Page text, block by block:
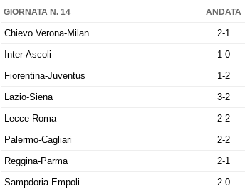
GIORNATA N. 14 ANDATA
Chievo Verona-Milan 2-1
Inter-Ascoli
1-0
Fiorentina-Juventus
1-2
Lazio-Siena
3-2
Lecce-Roma
2-2
Palermo-Cagliari
2-2
Reggina-Parma
2-1
Sampdoria-Empoli
2-0